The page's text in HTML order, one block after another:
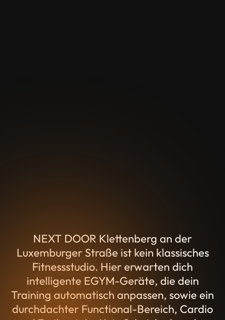
NEXT DOOR Klettenberg an der
Luxemburger Straße ist kein klassisches
Fitnessstudio. Hier erwarten dich
intelligente EGYM-Geräte, die dein
Training automatisch anpassen, sowie ein
durchdachter Functional-Bereich, Cardio